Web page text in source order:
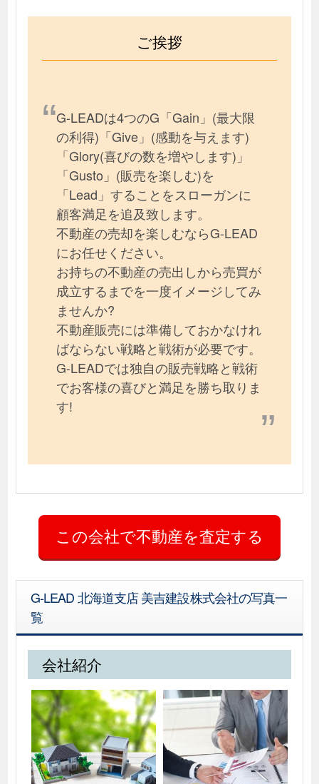
ご挨拶
G-LEADは4つのG「Gain」(最大限
の利得)「Give」(感動を与えます)
「Glory(喜びの数を増やします)」
「Gusto」(販売を楽しむ)を
「Lead」することをスローガンに
顧客満足を追及致します。
不動産の売却を楽しむならG-LEAD
にお任せください。
お持ちの不動産の売出しから売買が
成立するまでを一度イメージしてみ
ませんか?
不動産販売には準備しておかなけれ
ばならない戦略と戦術が必要です。
G-LEADでは独自の販売戦略と戦術
でお客様の喜びと満足を勝ち取りま
す!
G-LEAD 北海道支店 美吉建設株式会社の写真一
覧
会社紹介